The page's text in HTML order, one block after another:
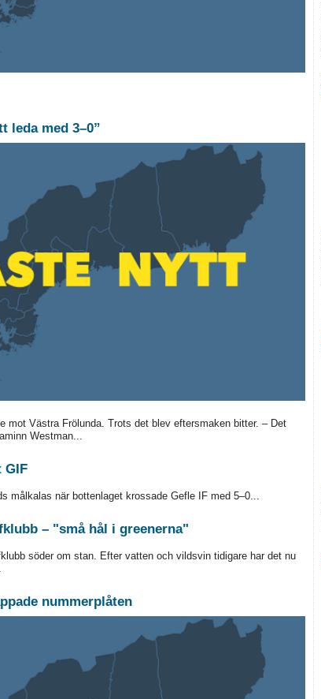
leda med 3–0”
mot Västra Frölunda. Trots det blev eftersmaken bitter. – Det
Westman...
GIF
målkalas när bottenlaget krossade Gefle IF med 5–0...
– "små hål i greenerna"
söder om stan. Efter vatten och vildsvin tidigare har det nu
nummerplåten